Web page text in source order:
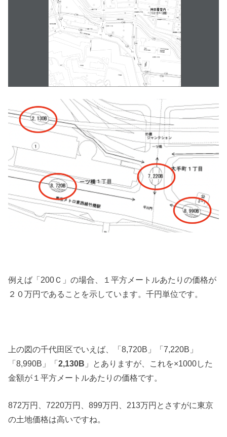
例えば「200Ｃ」の場合、１平方メートルあたりの価格が
２０万円であることを示しています。千円単位です。
上の図の千代田区でいえば、「8,720B」「7,220B」
「8,990B」「2,130B 」とありますが、これを×1000した
金額が１平方メートルあたりの価格です。
872万円、7220万円、899万円、213万円とさすがに東京
の土地価格は高いですね。